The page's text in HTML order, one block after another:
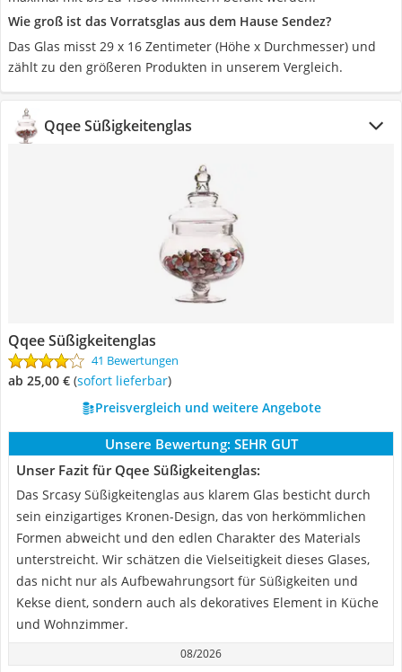
Wie groß ist das Vorratsglas aus dem Hause Sendez?
Das Glas misst 29 x 16 Zentimeter (Höhe x Durchmesser) und
zählt zu den größeren Produkten in unserem Vergleich.
Qqee Süßigkeitenglas
Qqee Süßigkeitenglas
41 Bewertungen
ab 25,00 € ( Sofort lieferbar)
Preisvergleich und weitere Angebote
Unsere Bewertung: SEHR GUT
Unser Fazit für Qqee Süßigkeitenglas:
Das Srcasy Süßigkeitenglas aus klarem Glas besticht durch
sein einzigartiges Kronen-Design, das von herkömmlichen
Formen abweicht und den edlen Charakter des Materials
unterstreicht. Wir schätzen die Vielseitigkeit dieses Glases,
das nicht nur als Aufbewahrungsort für Süßigkeiten und
Kekse dient, sondern auch als dekoratives Element in Küche
und Wohnzimmer.
08/2026